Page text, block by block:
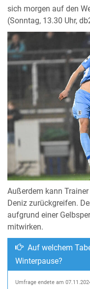
sich morgen auf den
(Sonntag, 13.30 Uhr,
Außerdem kann
Deniz zurückgreifen.
aufgrund einer
mitwirken.
Auf welchem
Winterpause?
Umfrage endete am